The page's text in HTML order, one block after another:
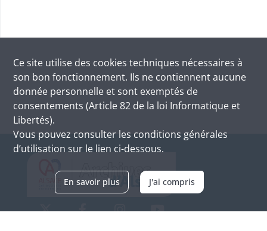
Ce site utilise des cookies techniques nécessaires à
son bon fonctionnement. Ils ne contiennent aucune
donnée personnelle et sont exemptés de
consentements (Article 82 de la loi Informatique et
Libertés).
Vous pouvez consulter les conditions générales
d’utilisation sur le lien ci-dessous.
En savoir plus J'ai compris